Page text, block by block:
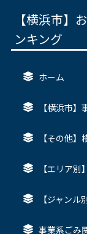
【横浜市】
ンキング
ホーム
【横浜市
【その他
【エリア
【ジャン
事業系ごみ